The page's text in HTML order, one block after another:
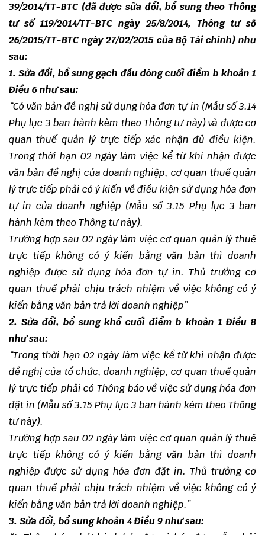
39/2014/TT-BTC (đã được sửa đổi, bổ sung theo Thông
tư số 119/2014/TT-BTC ngày 25/8/2014, Thông tư số
26/2015/TT-BTC ngày 27/02/2015 của Bộ Tài chính) như
sau:
1. Sửa đổi, bổ sung gạch đầu dòng cuối điểm b khoản 1
Điều 6 như sau:
“Có văn bản đề nghị sử dụng hóa đơn tự in (Mẫu số 3.14
Phụ lục 3 ban hành kèm theo Thông tư này) và được cơ
quan thuế quản lý trực tiếp xác nhận đủ điều kiện.
Trong thời hạn 02 ngày làm việc kể từ khi nhận được
văn bản đề nghị của doanh nghiệp, cơ quan thuế quản
lý trực tiếp phải có ý kiến về điều kiện sử dụng hóa đơn
tự in của doanh nghiệp (Mẫu số 3.15 Phụ lục 3 ban
hành kèm theo Thông tư này).
Trường hợp sau 02 ngày làm việc cơ quan quản lý thuế
trực tiếp không có ý kiến bằng văn bản thì doanh
nghiệp được sử dụng hóa đơn tự in. Thủ trưởng cơ
quan thuế phải chịu trách nhiệm về việc không có ý
kiến bằng văn bản trả lời doanh nghiệp”
2. Sửa đổi, bổ sung khổ cuối điểm b khoản 1 Điều 8
như sau:
“Trong thời hạn 02 ngày làm việc kể từ khi nhận được
đề nghị của tổ chức, doanh nghiệp, cơ quan thuế quản
lý trực tiếp phải có Thông báo về việc sử dụng hóa đơn
đặt in (Mẫu số 3.15 Phụ lục 3 ban hành kèm theo Thông
tư này).
Trường hợp sau 02 ngày làm việc cơ quan quản lý thuế
trực tiếp không có ý kiến bằng văn bản thì doanh
nghiệp được sử dụng hóa đơn đặt in. Thủ trưởng cơ
quan thuế phải chịu trách nhiệm về việc không có ý
kiến bằng văn bản trả lời doanh nghiệp.”
3. Sửa đổi, bổ sung khoản 4 Điều 9 như sau: